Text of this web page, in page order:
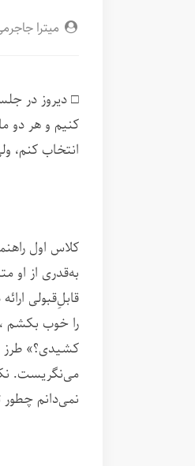
میترا
□ دیروز در
کنیم و هر دو
انتخاب کنم،
کلاس اول
به‌قدری از او
قابل‌ِقبولی
را خوب بکشم
کشیدی؟» طرز
می‌نگریست.
نمی‌دانم